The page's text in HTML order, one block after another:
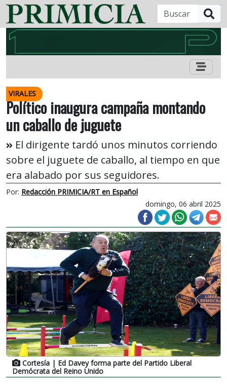
VIRALES
Político inaugura campaña montando
un caballo de juguete
El dirigente tardó unos minutos corriendo
sobre el juguete de caballo, al tiempo en que
era alabado por sus seguidores.
Por: Redacción PRIMICIA/RT en Español
domingo, 06 abril 2025
Cortesía | Ed Davey forma parte del Partido Liberal
Demócrata del Reino Unido